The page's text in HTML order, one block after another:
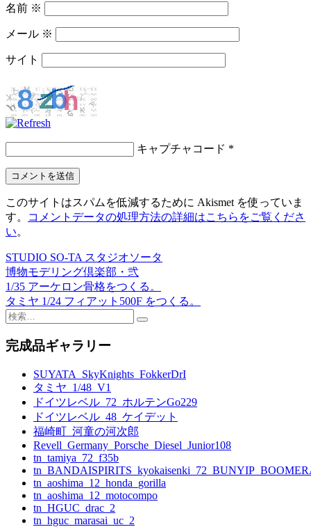
名前 ※
メール ※
サイト
キャプチャコード *
このサイトはスパムを低減するために Akismet を使っていま
す。
コメントデータの処理方法の詳細はこちらをご覧くださ
い。
投
稿
ナ
ビ
ゲ
STUDIO SO-TA スタジオソータ
博物モデリング倶楽部・弐
1/35 アーケロン骨格をつくる。
タミヤ 1/24 フィアット500F をつくる。
検
完成品ギャラリー
SUYATA_SkyKnights_FokkerDrI
タミヤ_1/48_V1
ドイツレベル_72_ホルテンGo229
ドイツレベル_48_ケイデット
福崎町_河童の河次郎
Revell_Germany_Porsche_Diesel_Junior108
tn_tamiya_72_f35b
tn_aoshima_12_honda_gorilla
tn_aoshima_12_motocompo
tn_HGUC_drac_2
tn_hguc_marasai_uc_2